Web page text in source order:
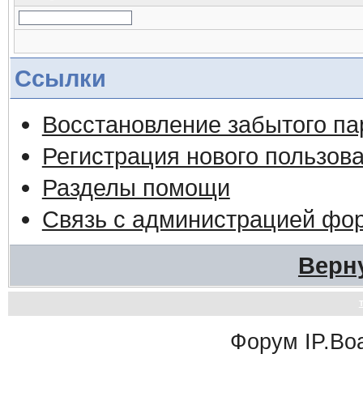
Ссылки
Восстановление забытого
Регистрация нового
Разделы помощи
Связь с администрацией
Форум